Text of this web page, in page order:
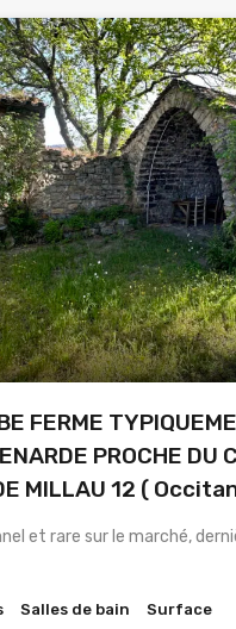
FERME
PROCHE DU
MILLAU 12 (
et rare sur le marché,
Salles de bain
Surface